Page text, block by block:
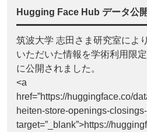
Hugging Face Hub データ公開
筑波大学 志田さま研究室によ
いただいた情報を学術利用限
に公開されました。
<a
href=”https://huggingface.co/
heiten-store-openings-closings-
target=”_blank”>https://